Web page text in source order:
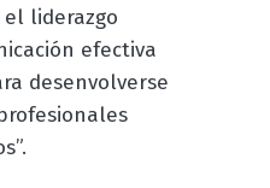
liderazgo
efectiva
desenvolverse